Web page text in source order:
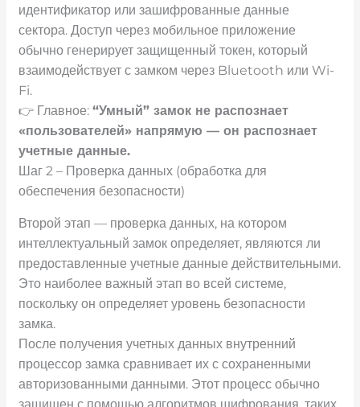
идентификатор или зашифрованные данные
сектора. Доступ через мобильное приложение
обычно генерирует защищенный токен, который
взаимодействует с замком через Bluetooth или Wi-
Fi.
👉 Главное:“Умный” замок не распознает
«пользователей» напрямую — он распознает
учетные данные.
Шаг 2 – Проверка данных (обработка для
обеспечения безопасности)
Второй этап — проверка данных, на котором
интеллектуальный замок определяет, являются ли
предоставленные учетные данные действительными.
Это наиболее важный этап во всей системе,
поскольку он определяет уровень безопасности
замка.
После получения учетных данных внутренний
процессор замка сравнивает их с сохраненными
авторизованными данными. Этот процесс обычно
защищен с помощью алгоритмов шифрования, таких